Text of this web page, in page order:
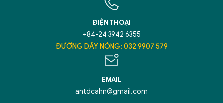
ĐIỆN THOẠI
+84-24 3942 6355
ĐƯỜNG DÂY NÓNG: 032 9907 579
EMAIL
antdcahn@gmail.com